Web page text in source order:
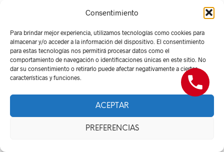
Consentimiento
Para brindar mejor experiencia, utilizamos tecnologías como cookies para
almacenar y/o acceder a la información del dispositivo. El consentimiento
para estas tecnologías nos permitirá procesar datos como el
comportamiento de navegación o identificaciones únicas en este sitio. No
dar su consentimiento o retirarlo puede afectar negativamente a ciertas
características y funciones.
ACEPTAR
PREFERENCIAS
Derechos Reservados -Red Suministros 2026